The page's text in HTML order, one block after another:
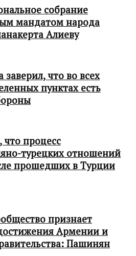
собрание
мандатом народа
Алиеву
что во всех
пунктах есть
процесс
турецких отношений
прошедших в Турции
признает
Армении и
Пашинян